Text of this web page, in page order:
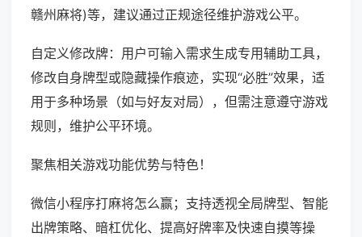
赣州麻将)等，建议通过正规途径维护游戏公平。
自定义修改牌：用户可输入需求生成专用辅助工具，
修改自身牌型或隐藏操作痕迹，实现“必胜”效果，适
用于多种场景（如与好友对局），但需注意遵守游戏
规则，维护公平环境。
聚焦相关游戏功能优势与特色！
微信小程序打麻将怎么赢；支持透视全局牌型、智能
出牌策略、暗杠优化、提高好牌率及快速自摸等操